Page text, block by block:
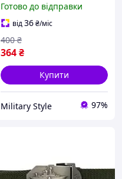
Готово до відправки
від36₴/міс
364₴
400 ₴
Купити
Military Style 97%